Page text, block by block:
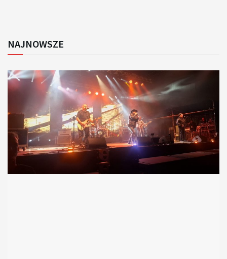
NAJNOWSZE